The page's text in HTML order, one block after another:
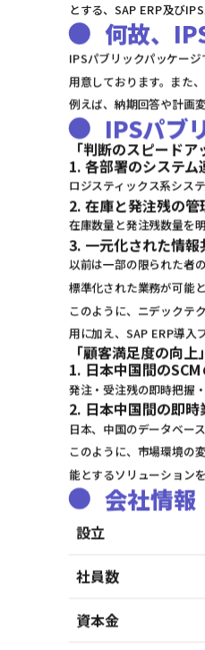
とする、SAP ERP及び
何故、
IPSパブリックパッケー
用意しております。また
例えば、納期回答や計画
IPSパブ
「判断のスピード
1. 各部署のシステ
ロジスティックス系シス
2. 在庫と発注残の
在庫数量と発注残数量を
3. 一元化された情
以前は一部の限られた者
標準化された業務が可能と
このように、ニデックテ
用に加え、SAP ERP導入
「顧客満足度の向上
1. 日本中国間の
発注・受注残の即時把握
2. 日本中国間の即時
日本、中国のデータベー
このように、市場環境の
能とするソリューション
会社情報
設立
社員数
資本金